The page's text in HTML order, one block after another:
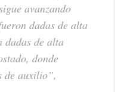
avanzando
dadas de alta
dadas de alta
donde
de auxilio”,